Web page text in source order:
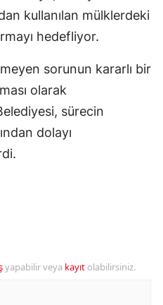
kullanılan mülklerdeki
hedefliyor.
sorunun kararlı bir
olarak
sürecin
dolayı
yapabilir veya kayıt olabilirsiniz.